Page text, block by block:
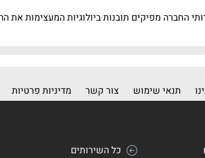
החברה מפיקים תובנות ביולוגיות המעצימות את
תנאי שימוש צור קשר מדיניות פרטיות
כל השירותים